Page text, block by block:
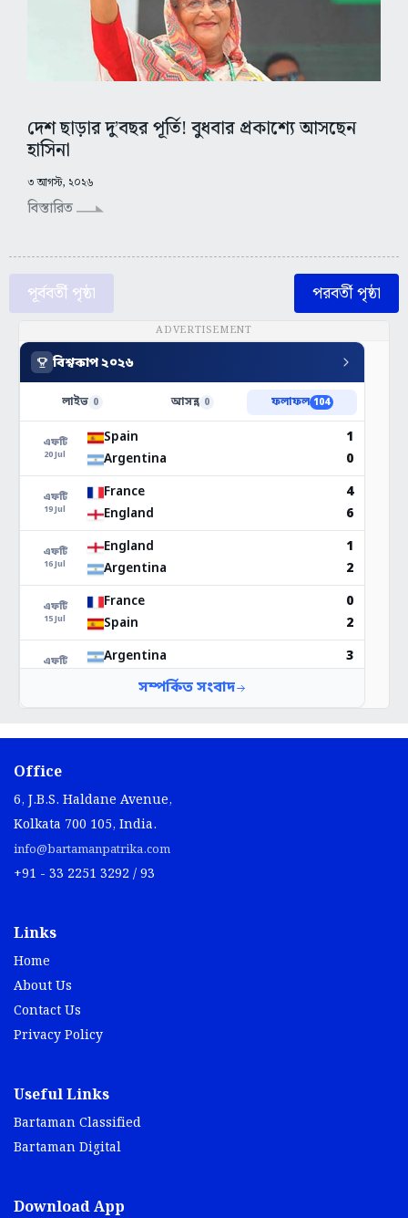
দেশ ছাড়ার দু’বছর পূর্তি! বুধবার প্রকাশ্যে আসছেন
হাসিনা
৩ আগস্ট, ২০২৬
বিস্তারিত
পূর্ববর্তী পৃষ্ঠা পরবর্তী পৃষ্ঠা
ADVERTISEMENT
Office
6, J.B.S. Haldane Avenue,
Kolkata 700 105, India.
info@bartamanpatrika.com
+91 - 33 2251 3292 / 93
Links
Home
About Us
Contact Us
Privacy Policy
Useful Links
Bartaman Classified
Bartaman Digital
Download App